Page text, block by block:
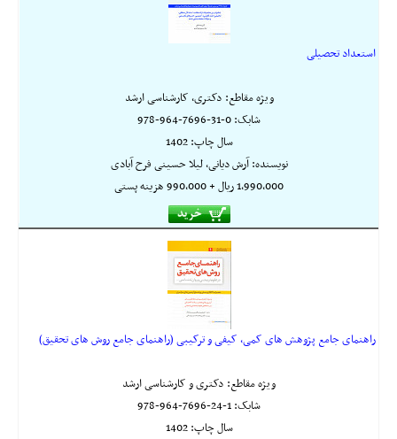
استعداد تحصیلی
ویژه مقاطع: دکتری، کارشناسی ارشد
شابک:978-964-7696-31-0
سال چاپ: 1402
نویسنده: آرش دیانی، لیلا حسینی فرح آبادی
1,990,000 ريال + 990,000 هزینه پستی
راهنمای جامع پژوهش های کمی، کیفی و ترکیبی (راهنمای جامع روش های تحقیق)
ویژه مقاطع: دکتری و کارشناسی ارشد
شابک:978-964-7696-24-1
سال چاپ: 1402